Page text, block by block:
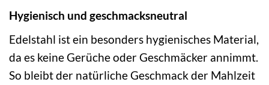
Hygienisch und geschmacksneutral
Edelstahl ist ein besonders hygienisches Material,
da es keine Gerüche oder Geschmäcker annimmt.
So bleibt der natürliche Geschmack der Mahlzeit